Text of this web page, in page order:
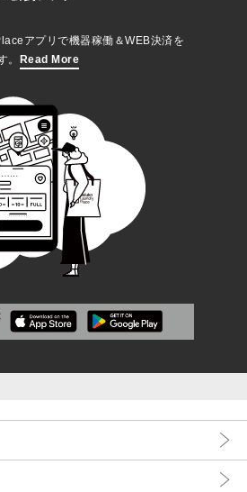
アプリで機器稼働＆WEB決済を
。 Read More